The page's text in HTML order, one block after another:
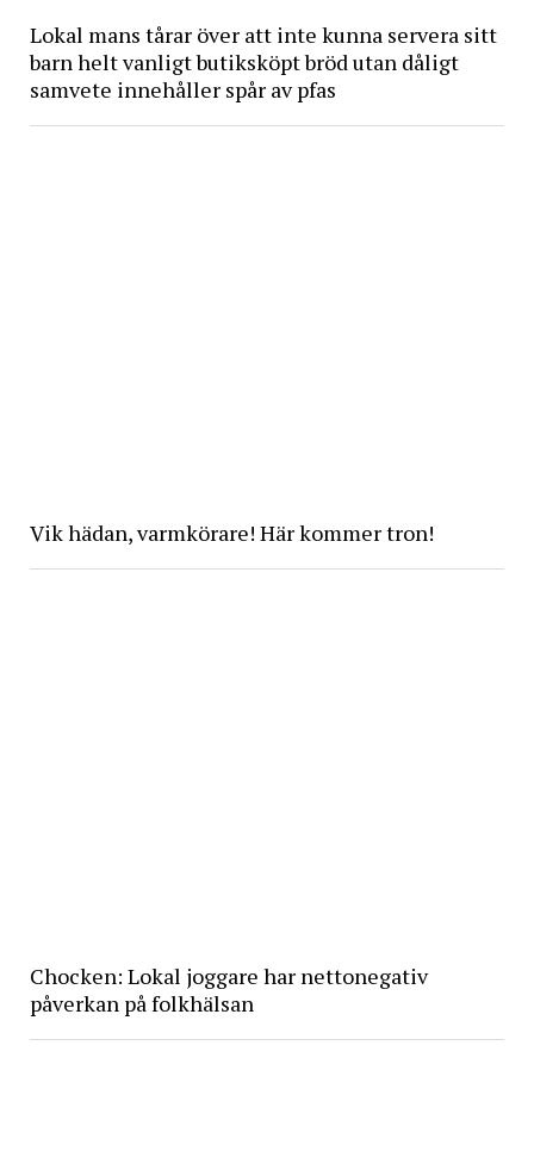
Lokal mans tårar över att inte kunna servera sitt
barn helt vanligt butiksköpt bröd utan dåligt
samvete innehåller spår av pfas
Vik hädan, varmkörare! Här kommer tron!
Chocken: Lokal joggare har nettonegativ
påverkan på folkhälsan